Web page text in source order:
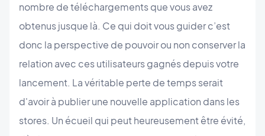
nombre de téléchargements que vous avez
obtenus jusque là. Ce qui doit vous guider c’est
donc la perspective de pouvoir ou non conserver la
relation avec ces utilisateurs gagnés depuis votre
lancement. La véritable perte de temps serait
d'avoir à publier une nouvelle application dans les
stores. Un écueil qui peut heureusement être évité,